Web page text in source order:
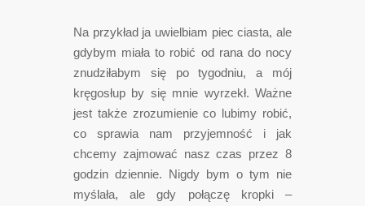
Na przykład ja uwielbiam piec ciasta, ale
gdybym miała to robić od rana do nocy
znudziłabym się po tygodniu, a mój
kręgosłup by się mnie wyrzekł. Ważne
jest także zrozumienie co lubimy robić,
co sprawia nam przyjemność i jak
chcemy zajmować nasz czas przez 8
godzin dziennie. Nigdy bym o tym nie
myślała, ale gdy połączę kropki –